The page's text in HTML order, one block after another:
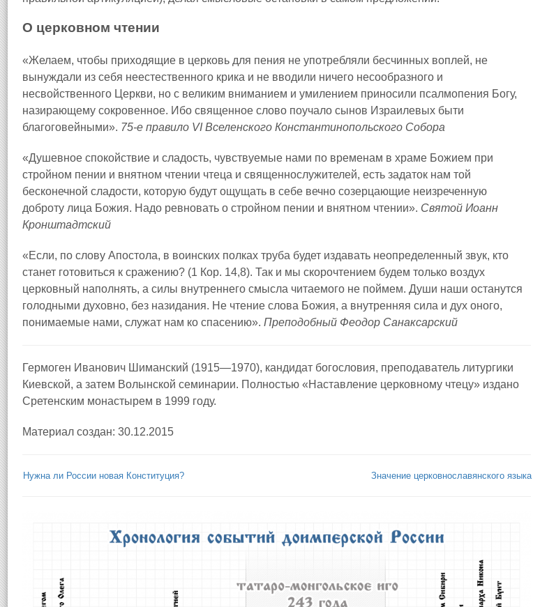
О церковном чтении
«Желаем, чтобы приходящие в церковь для пения не употребляли бесчинных воплей, не
вынуждали из себя неестественного крика и не вводили ничего несообразного и
несвойственного Церкви, но с великим вниманием и умилением приносили псалмопения Богу,
назирающему сокровенное. Ибо священное слово поучало сынов Израилевых быти
благоговейными». 75-е правило VI Вселенского Константинопольского Собора
«Душевное спокойствие и сладость, чувствуемые нами по временам в храме Божием при
стройном пении и внятном чтении чтеца и священнослужителей, есть задаток нам той
бесконечной сладости, которую будут ощущать в себе вечно созерцающие неизреченную
доброту лица Божия. Надо ревновать о стройном пении и внятном чтении». Святой Иоанн
Кронштадтский
«Если, по слову Апостола, в воинских полках труба будет издавать неопределенный звук, кто
станет готовиться к сражению? (1 Кор. 14,8). Так и мы скорочтением будем только воздух
церковный наполнять, а силы внутреннего смысла читаемого не поймем. Души наши останутся
голодными духовно, без назидания. Не чтение слова Божия, а внутренняя сила и дух оного,
понимаемые нами, служат нам ко спасению». Преподобный Феодор Санаксарский
Гермоген Иванович Шиманский (1915—1970), кандидат богословия, преподаватель литургики
Киевской, а затем Волынской семинарии. Полностью «Наставление церковному чтецу» издано
Сретенским монастырем в 1999 году.
Материал создан: 30.12.2015
Нужна ли России новая Конституция? Значение церковнославянского языка